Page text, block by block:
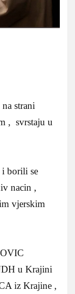
strani
, svrstaju u
borili se
nacin ,
vjerskim
u Krajini
iz Krajine ,